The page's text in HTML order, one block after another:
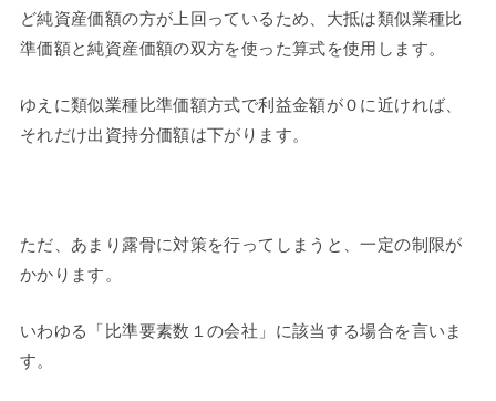
ど純資産価額の方が上回っているため、大抵は類似業種比
準価額と純資産価額の双方を使った算式を使用します。
ゆえに類似業種比準価額方式で利益金額が０に近ければ、
それだけ出資持分価額は下がります。
ただ、あまり露骨に対策を行ってしまうと、一定の制限が
かかります。
いわゆる「比準要素数１の会社」に該当する場合を言いま
す。